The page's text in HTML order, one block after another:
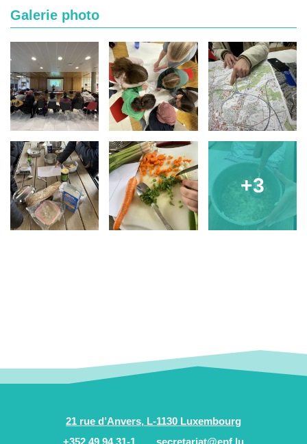
Galerie photo
+3
21 rue d’Anvers, L-1130 Luxembourg
+352 49 94 31-1
secretariat@epf.lu